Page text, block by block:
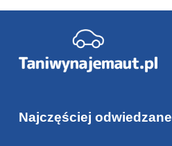
Najczęściej odwiedzane